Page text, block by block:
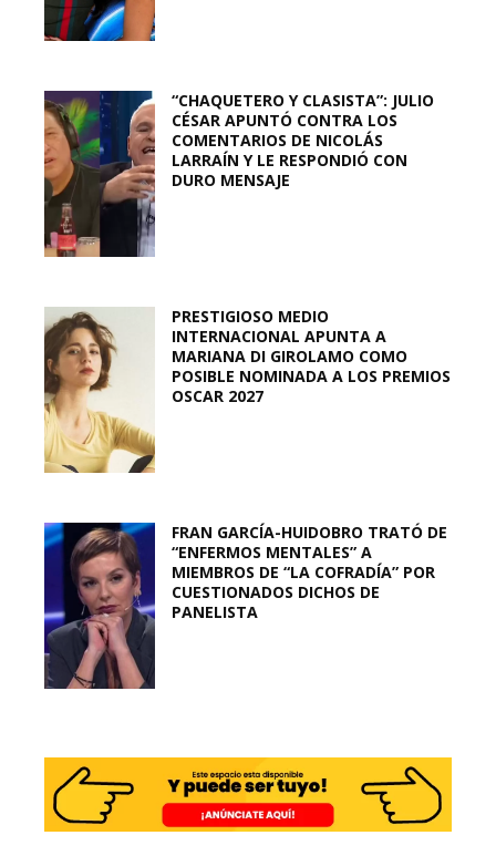
“CHAQUETERO Y CLASISTA”: JULIO
CÉSAR APUNTÓ CONTRA LOS
COMENTARIOS DE NICOLÁS
LARRAÍN Y LE RESPONDIÓ CON
DURO MENSAJE
PRESTIGIOSO MEDIO
INTERNACIONAL APUNTA A
MARIANA DI GIROLAMO COMO
POSIBLE NOMINADA A LOS PREMIOS
OSCAR 2027
FRAN GARCÍA-HUIDOBRO TRATÓ DE
“ENFERMOS MENTALES” A
MIEMBROS DE “LA COFRADÍA” POR
CUESTIONADOS DICHOS DE
PANELISTA